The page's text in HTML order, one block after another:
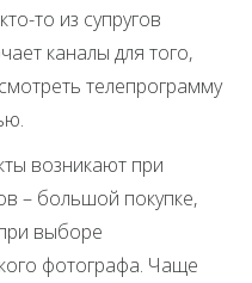
то из супругов
каналы для того,
телепрограмму
возникают при
– большой покупке,
выборе
фотографа. Чаще